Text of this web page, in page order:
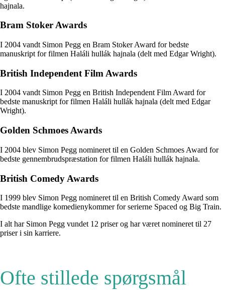
hajnala.
Bram Stoker Awards
I 2004 vandt Simon Pegg en Bram Stoker Award for bedste
manuskript for filmen Haláli hullák hajnala (delt med Edgar Wright).
British Independent Film Awards
I 2004 vandt Simon Pegg en British Independent Film Award for
bedste manuskript for filmen Haláli hullák hajnala (delt med Edgar
Wright).
Golden Schmoes Awards
I 2004 blev Simon Pegg nomineret til en Golden Schmoes Award for
bedste gennembrudspræstation for filmen Haláli hullák hajnala.
British Comedy Awards
I 1999 blev Simon Pegg nomineret til en British Comedy Award som
bedste mandlige komedienykommer for serierne Spaced og Big Train.
I alt har Simon Pegg vundet 12 priser og har været nomineret til 27
priser i sin karriere.
Ofte stillede spørgsmål